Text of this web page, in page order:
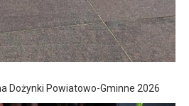
Dożynki Powiatowo-Gminne 2026